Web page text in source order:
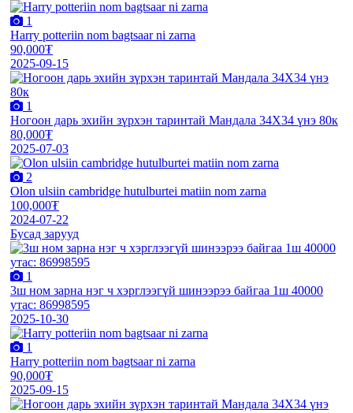
1
Harry potteriin nom bagtsaar ni zarna
90,000₮
2025-09-15
1
Ногоон дарь эхийн зүрхэн таринтай Мандала 34Х34 үнэ 80к
80,000₮
2025-07-03
2
Olon ulsiin cambridge hutulburtei matiin nom zarna
100,000₮
2024-07-22
Бусад зарууд
1
3ш ном зарна нэг ч хэрглээгүй шинээрээ байгаа 1ш 40000
утас: 86998595
2025-10-30
1
Harry potteriin nom bagtsaar ni zarna
90,000₮
2025-09-15